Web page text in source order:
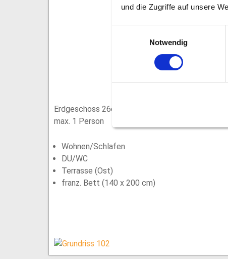
und die Zugriffe auf unsere
Notwendig
Erdgeschoss 26qm
max. 1 Person
Wohnen/Schlafen
DU/WC
Terrasse (Ost)
franz. Bett (140 x 200 cm)